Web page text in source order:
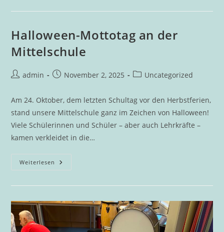
DigiMS
2
Goisern
Halloween-Mottotag an der
Mittelschule
Beitrags-
admin
BeitragNovember 2, 2025
Beitrags-
Uncategorized
Am 24. Oktober, dem letzten Schultag vor den Herbstferien,
stand unsere Mittelschule ganz im Zeichen von Halloween!
Viele Schülerinnen und Schüler – aber auch Lehrkräfte –
kamen verkleidet in die…
Weiterlesen Halloween-
Mottotag